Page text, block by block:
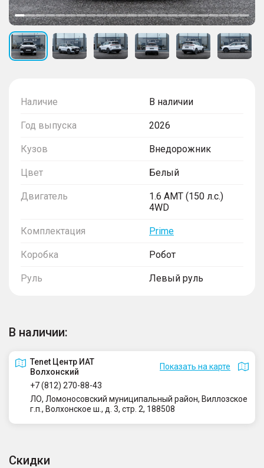
Наличие В наличии
Год выпуска 2026
Кузов Внедорожник
Цвет Белый
Двигатель
1.6 AMT (150 л.с.)
4WD
Комплектация Prime
Коробка Робот
Руль Левый руль
В наличии:
Tenet Центр ИАТ
Волхонский
Показать на карте
+7 (812) 270-88-43
ЛО, Ломоносовский муниципальный район, Виллозское
г.п., Волхонское ш., д. 3, стр. 2, 188508
Скидки